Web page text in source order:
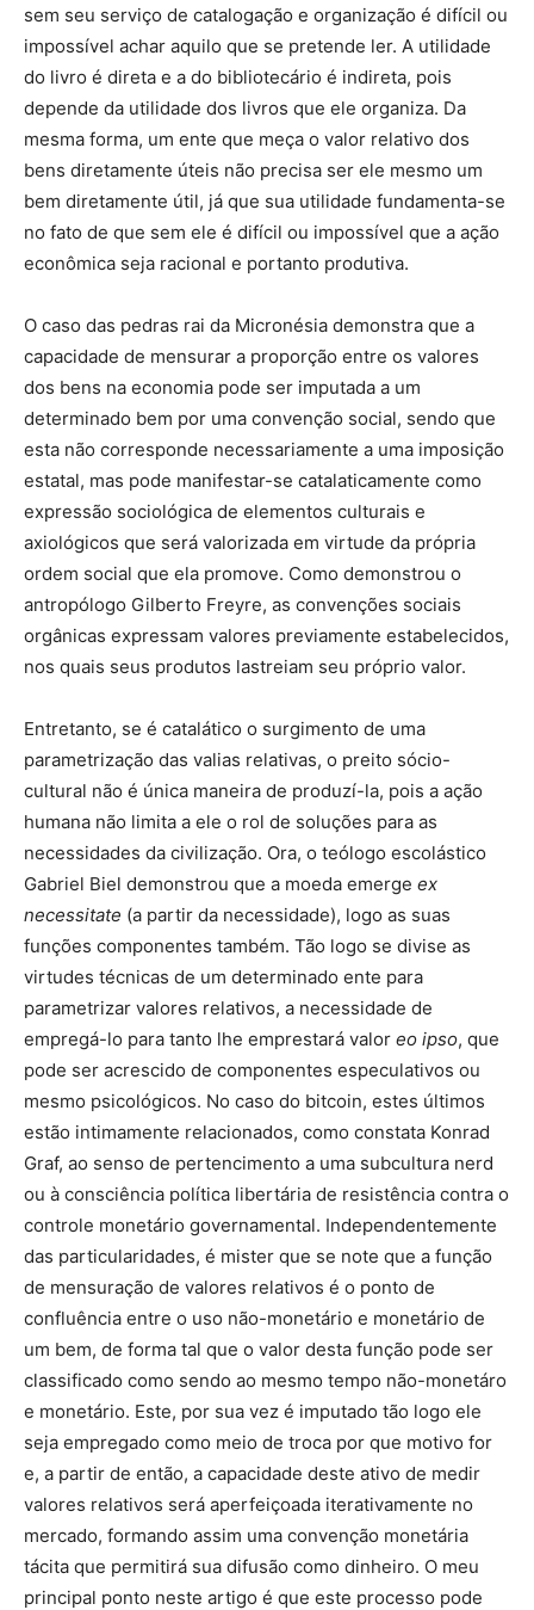
sem seu serviço de catalogação e organização é difícil ou
impossível achar aquilo que se pretende ler. A utilidade
do livro é direta e a do bibliotecário é indireta, pois
depende da utilidade dos livros que ele organiza. Da
mesma forma, um ente que meça o valor relativo dos
bens diretamente úteis não precisa ser ele mesmo um
bem diretamente útil, já que sua utilidade fundamenta-se
no fato de que sem ele é difícil ou impossível que a ação
econômica seja racional e portanto produtiva.
O caso das pedras rai da Micronésia demonstra que a
capacidade de mensurar a proporção entre os valores
dos bens na economia pode ser imputada a um
determinado bem por uma convenção social, sendo que
esta não corresponde necessariamente a uma imposição
estatal, mas pode manifestar-se catalaticamente como
expressão sociológica de elementos culturais e
axiológicos que será valorizada em virtude da própria
ordem social que ela promove. Como demonstrou o
antropólogo Gilberto Freyre, as convenções sociais
orgânicas expressam valores previamente estabelecidos,
nos quais seus produtos lastreiam seu próprio valor.
Entretanto, se é catalático o surgimento de uma
parametrização das valias relativas, o preito sócio-
cultural não é única maneira de produzí-la, pois a ação
humana não limita a ele o rol de soluções para as
necessidades da civilização. Ora, o teólogo escolástico
Gabriel Biel demonstrou que a moeda emerge ex
necessitate (a partir da necessidade), logo as suas
funções componentes também. Tão logo se divise as
virtudes técnicas de um determinado ente para
parametrizar valores relativos, a necessidade de
empregá-lo para tanto lhe emprestará valor eo ipso, que
pode ser acrescido de componentes especulativos ou
mesmo psicológicos. No caso do bitcoin, estes últimos
estão intimamente relacionados, como constata Konrad
Graf, ao senso de pertencimento a uma subcultura nerd
ou à consciência política libertária de resistência contra o
controle monetário governamental. Independentemente
das particularidades, é mister que se note que a função
de mensuração de valores relativos é o ponto de
confluência entre o uso não-monetário e monetário de
um bem, de forma tal que o valor desta função pode ser
classificado como sendo ao mesmo tempo não-monetáro
e monetário. Este, por sua vez é imputado tão logo ele
seja empregado como meio de troca por que motivo for
e, a partir de então, a capacidade deste ativo de medir
valores relativos será aperfeiçoada iterativamente no
mercado, formando assim uma convenção monetária
tácita que permitirá sua difusão como dinheiro. O meu
principal ponto neste artigo é que este processo pode